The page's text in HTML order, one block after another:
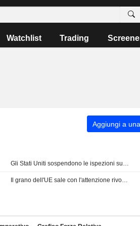
Watchlist Trading
Aggiungi a
Gli Stati Uniti sospendono le ispezioni sulle esportazioni di avocado nel Michoacán, in Messico, a causa di un'allerta sicurezza
Il grano dell'UE sale con l'attenzione rivolta alle interruzioni nel Mar Nero